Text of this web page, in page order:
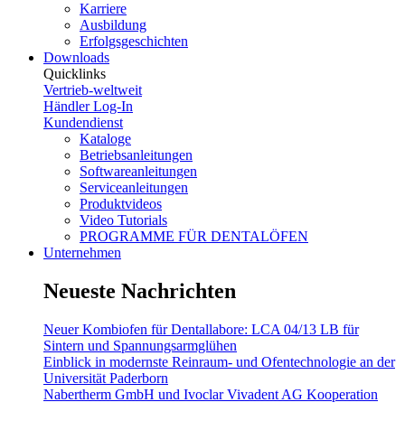
Karriere
Ausbildung
Erfolgsgeschichten
Downloads
Quicklinks
Vertrieb-weltweit
Händler Log-In
Kundendienst
Kataloge
Betriebsanleitungen
Softwareanleitungen
Serviceanleitungen
Produktvideos
Video Tutorials
PROGRAMME FÜR DENTALÖFEN
Unternehmen
Neueste Nachrichten
Neuer Kombiofen für Dentallabore: LCA 04/13 LB für
Sintern und Spannungsarmglühen
Einblick in modernste Reinraum- und Ofentechnologie an der
Universität Paderborn
Nabertherm GmbH und Ivoclar Vivadent AG Kooperation